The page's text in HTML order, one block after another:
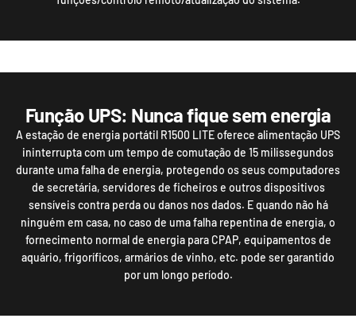
Função UPS: Nunca fique sem energia
A estação de energia portátil R1500 LITE oferece alimentação UPS
ininterrupta com um tempo de comutação de 15 milissegundos
durante uma falha de energia, protegendo os seus computadores
de secretária, servidores de ficheiros e outros dispositivos
sensíveis contra perda ou danos nos dados. E quando não há
ninguém em casa, no caso de uma falha repentina de energia, o
fornecimento normal de energia para CPAP, equipamentos de
aquário, frigoríficos, armários de vinho, etc. pode ser garantido
por um longo período.